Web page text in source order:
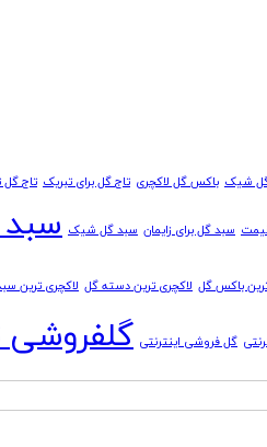
شیک باکس گل لاکچری تاج گل برای تبریک تاج گل
سبد گل برای زایمان سبد گل شیک
باکس گل لاکچری ترین دسته گل لاکچری ترین
گل فروشی اینترنتی گلفروشی